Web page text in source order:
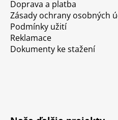
Doprava a platba
Zásady ochrany osobných
Podmínky užití
Reklamace
Dokumenty ke stažení